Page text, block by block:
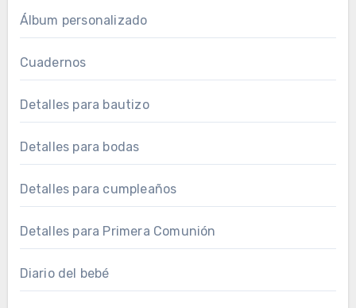
Álbum personalizado
Cuadernos
Detalles para bautizo
Detalles para bodas
Detalles para cumpleaños
Detalles para Primera Comunión
Diario del bebé